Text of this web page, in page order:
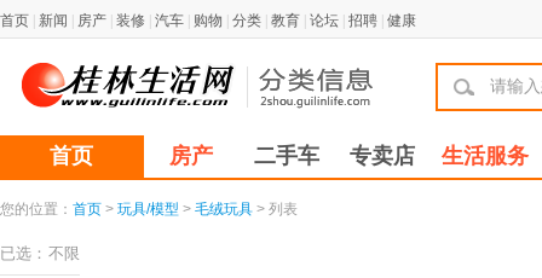
首页 新闻 房产 装修 汽车 购物 分类 教育 论坛 招聘 健康
首页 房产 二手车 专卖店 生活服务
您的位置： 首页 > 玩具/模型 > 毛绒玩具 > 列表
已选： 不限